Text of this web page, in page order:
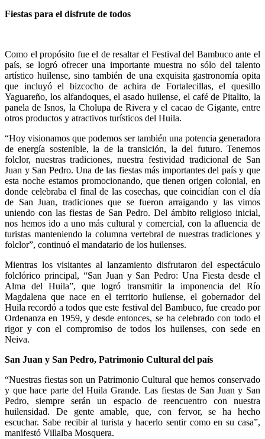
Fiestas para el disfrute de todos
Como el propósito fue el de resaltar el Festival del Bambuco ante el
país, se logró ofrecer una importante muestra no sólo del talento
artístico huilense, sino también de una exquisita gastronomía opita
que incluyó el bizcocho de achira de Fortalecillas, el quesillo
Yaguareño, los alfandoques, el asado huilense, el café de Pitalito, la
panela de Isnos, la Cholupa de Rivera y el cacao de Gigante, entre
otros productos y atractivos turísticos del Huila.
“Hoy visionamos que podemos ser también una potencia generadora
de energía sostenible, la de la transición, la del futuro. Tenemos
folclor, nuestras tradiciones, nuestra festividad tradicional de San
Juan y San Pedro. Una de las fiestas más importantes del país y que
esta noche estamos promocionando, que tienen origen colonial, en
donde celebraba el final de las cosechas, que coincidían con el día
de San Juan, tradiciones que se fueron arraigando y las vimos
uniendo con las fiestas de San Pedro. Del ámbito religioso inicial,
nos hemos ido a uno más cultural y comercial, con la afluencia de
turistas manteniendo la columna vertebral de nuestras tradiciones y
folclor”, continuó el mandatario de los huilenses.
Mientras los visitantes al lanzamiento disfrutaron del espectáculo
folclórico principal, “San Juan y San Pedro: Una Fiesta desde el
Alma del Huila”, que logró transmitir la imponencia del Río
Magdalena que nace en el territorio huilense, el gobernador del
Huila recordó a todos que este festival del Bambuco, fue creado por
Ordenanza en 1959, y desde entonces, se ha celebrado con todo el
rigor y con el compromiso de todos los huilenses, con sede en
Neiva.
San Juan y San Pedro, Patrimonio Cultural del país
“Nuestras fiestas son un Patrimonio Cultural que hemos conservado
y que hace parte del Huila Grande. Las fiestas de San Juan y San
Pedro, siempre serán un espacio de reencuentro con nuestra
huilensidad. De gente amable, que, con fervor, se ha hecho
escuchar. Sabe recibir al turista y hacerlo sentir como en su casa”,
manifestó Villalba Mosquera.